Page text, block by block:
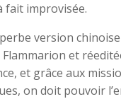
fait improvisée.
version
et
et grâce aux
on doit pouvoir